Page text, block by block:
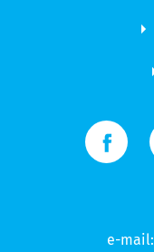
e-mail: